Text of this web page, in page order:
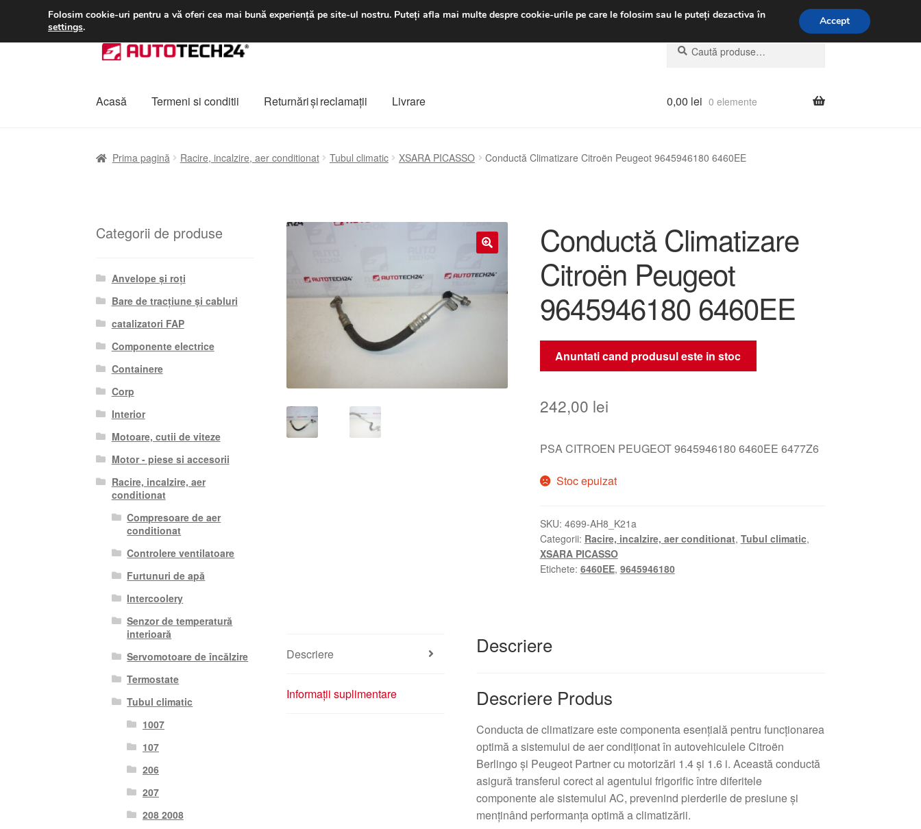
LIVRARE de la 33 lei luni-vineri 9 a.m. - 4 p.m.031 229 6816
Sari
la
Sari
la
Caută
după:
Caută
Acasă Termeni si conditii Returnări şi reclamații Livrare 0,00 lei 0 elemente
Prima pagină Racire, incalzire, aer conditionat Tubul climatic XSARA PICASSO Conductă Climatizare Citroën Peugeot 9645946180 6460EE
Conductă Climatizare
Citroën Peugeot
9645946180 6460EE
Anuntati cand produsul este in stoc
242,00 lei
PSA CITROEN PEUGEOT 9645946180 6460EE 6477Z6
Stoc epuizat
SKU: 4699-AH8_K21a
Categorii: Racire, incalzire, aer conditionat, Tubul climatic,
XSARA PICASSO
Etichete: 6460EE, 9645946180
Descriere
Informații suplimentare
Descriere
Descriere Produs
Conducta de climatizare este componenta esențială pentru funcționarea
optimă a sistemului de aer condiționat în autovehiculele Citroën
Berlingo și Peugeot Partner cu motorizări 1.4 și 1.6 i. Această conductă
asigură transferul corect al agentului frigorific între diferitele
componente ale sistemului AC, prevenind pierderile de presiune și
menținând performanța optimă a climatizării.
Categorii de produse
Anvelope și roți
Bare de tracțiune și cabluri
catalizatori FAP
Componente electrice
Containere
Corp
Interior
Motoare, cutii de viteze
Motor - piese si accesorii
Racire, incalzire, aer
conditionat
Compresoare de aer
conditionat
Controlere ventilatoare
Furtunuri de apă
Intercoolery
Senzor de temperatură
interioară
Servomotoare de încălzire
Termostate
Tubul climatic
1007
107
206
207
208 2008
Folosim cookie-uri pentru a vă oferi cea mai bună experiență pe site-ul nostru. Puteți afla mai multe despre cookie-urile pe care le folosim sau le puteți dezactiva în
settings. Accept